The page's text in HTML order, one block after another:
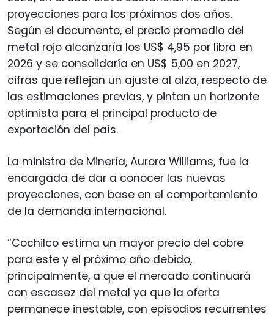
proyecciones para los próximos dos años.
Según el documento, el precio promedio del
metal rojo alcanzaría los US$ 4,95 por libra en
2026 y se consolidaría en US$ 5,00 en 2027,
cifras que reflejan un ajuste al alza, respecto de
las estimaciones previas, y pintan un horizonte
optimista para el principal producto de
exportación del país.
La ministra de Minería, Aurora Williams, fue la
encargada de dar a conocer las nuevas
proyecciones, con base en el comportamiento
de la demanda internacional.
“Cochilco estima un mayor precio del cobre
para este y el próximo año debido,
principalmente, a que el mercado continuará
con escasez del metal ya que la oferta
permanece inestable, con episodios recurrentes